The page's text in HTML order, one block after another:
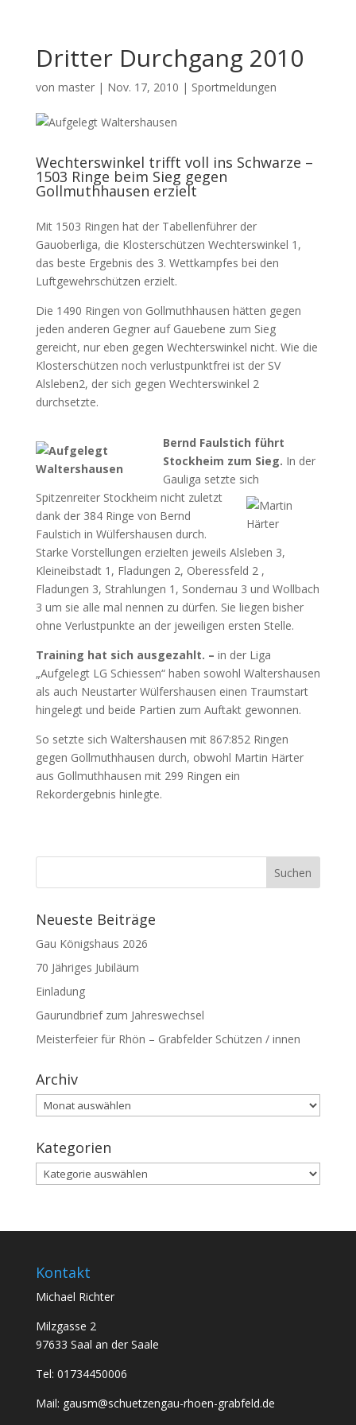
Dritter Durchgang 2010
von master| Nov. 17, 2010 | Sportmeldungen
Wechterswinkel trifft voll ins Schwarze –
1503 Ringe beim Sieg gegen
Gollmuthhausen erzielt
Mit 1503 Ringen hat der Tabellenführer der
Gauoberliga, die Klosterschützen Wechterswinkel 1,
das beste Ergebnis des 3. Wettkampfes bei den
Luftgewehrschützen erzielt.
Die 1490 Ringen von Gollmuthhausen hätten gegen
jeden anderen Gegner auf Gauebene zum Sieg
gereicht, nur eben gegen Wechterswinkel nicht. Wie die
Klosterschützen noch verlustpunktfrei ist der SV
Alsleben2, der sich gegen Wechterswinkel 2
durchsetzte.
Bernd Faulstich führt
Stockheim zum Sieg. In der
Gauliga setzte sich
Spitzenreiter Stockheim nicht zuletzt
dank der 384 Ringe von Bernd
Faulstich in Wülfershausen durch.
Starke Vorstellungen erzielten jeweils Alsleben 3,
Kleineibstadt 1, Fladungen 2, Oberessfeld 2 ,
Fladungen 3, Strahlungen 1, Sondernau 3 und Wollbach
3 um sie alle mal nennen zu dürfen. Sie liegen bisher
ohne Verlustpunkte an der jeweiligen ersten Stelle.
Training hat sich ausgezahlt. – in der Liga
„Aufgelegt LG Schiessen“ haben sowohl Waltershausen
als auch Neustarter Wülfershausen einen Traumstart
hingelegt und beide Partien zum Auftakt gewonnen.
So setzte sich Waltershausen mit 867:852 Ringen
gegen Gollmuthhausen durch, obwohl Martin Härter
aus Gollmuthhausen mit 299 Ringen ein
Rekordergebnis hinlegte.
Neueste Beiträge
Gau Königshaus 2026
70 Jähriges Jubiläum
Einladung
Gaurundbrief zum Jahreswechsel
Meisterfeier für Rhön – Grabfelder Schützen / innen
Archiv
Archiv
Kategorien
Kategorien
Kontakt
Michael Richter
Milzgasse 2
97633 Saal an der Saale
Tel: 01734450006
Mail: gausm@schuetzengau-rhoen-grabfeld.de